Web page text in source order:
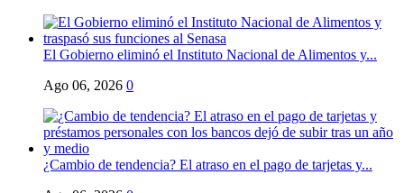
El Gobierno eliminó el Instituto Nacional de Alimentos y...
Ago 06, 2026 0
¿Cambio de tendencia? El atraso en el pago de tarjetas y...